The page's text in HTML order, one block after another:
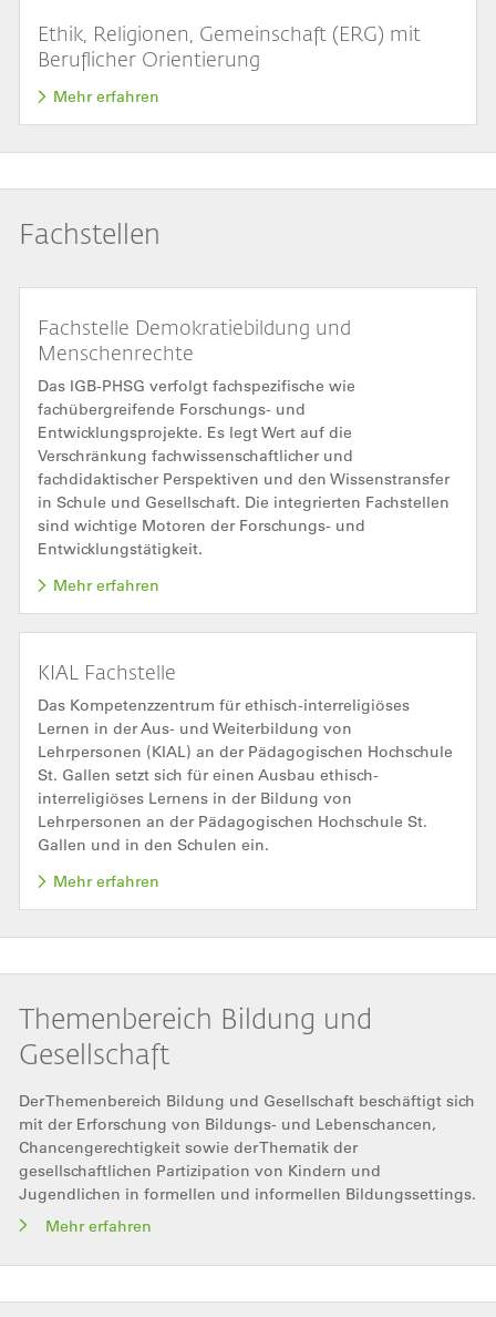
Ethik, Religionen, Gemeinschaft (ERG) mit
Beruflicher Orientierung
Mehr erfahren
Fachstellen
Fachstelle Demokratiebildung und
Menschenrechte
Das IGB-PHSG verfolgt fachspezifische wie
fachübergreifende Forschungs- und
Entwicklungsprojekte. Es legt Wert auf die
Verschränkung fachwissenschaftlicher und
fachdidaktischer Perspektiven und den Wissenstransfer
in Schule und Gesellschaft. Die integrierten Fachstellen
sind wichtige Motoren der Forschungs- und
Entwicklungstätigkeit.
Mehr erfahren
KIAL Fachstelle
Das Kompetenzzentrum für ethisch-interreligiöses
Lernen in der Aus- und Weiterbildung von
Lehrpersonen (KIAL) an der Pädagogischen Hochschule
St. Gallen setzt sich für einen Ausbau ethisch-
interreligiöses Lernens in der Bildung von
Lehrpersonen an der Pädagogischen Hochschule St.
Gallen und in den Schulen ein.
Mehr erfahren
Themenbereich Bildung und
Gesellschaft
Der Themenbereich Bildung und Gesellschaft beschäftigt sich
mit der Erforschung von Bildungs- und Lebenschancen,
Chancengerechtigkeit sowie der Thematik der
gesellschaftlichen Partizipation von Kindern und
Jugendlichen in formellen und informellen Bildungssettings.
Mehr erfahren